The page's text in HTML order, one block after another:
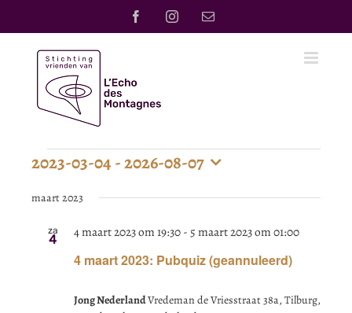
FacebookInstagram
E-
Evenementen
2023-03-04 - 2026-08-07
een
maart 2023
za
4
4 maart 2023: Pubquiz (geannuleerd)
4 maart 2023 om 19:30- 5 maart 2023 om 01:00
Jong NederlandVredeman de Vriesstraat 38a, Tilburg,